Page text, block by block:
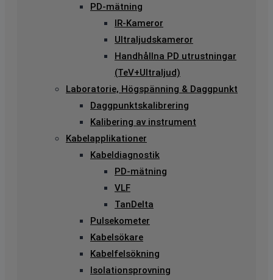
PD-mätning
IR-Kameror
Ultraljudskameror
Handhållna PD utrustningar
(TeV+Ultraljud)
Laboratorie, Högspänning & Daggpunkt
Daggpunktskalibrering
Kalibering av instrument
Kabelapplikationer
Kabeldiagnostik
PD-mätning
VLF
TanDelta
Pulsekometer
Kabelsökare
Kabelfelsökning
Isolationsprovning